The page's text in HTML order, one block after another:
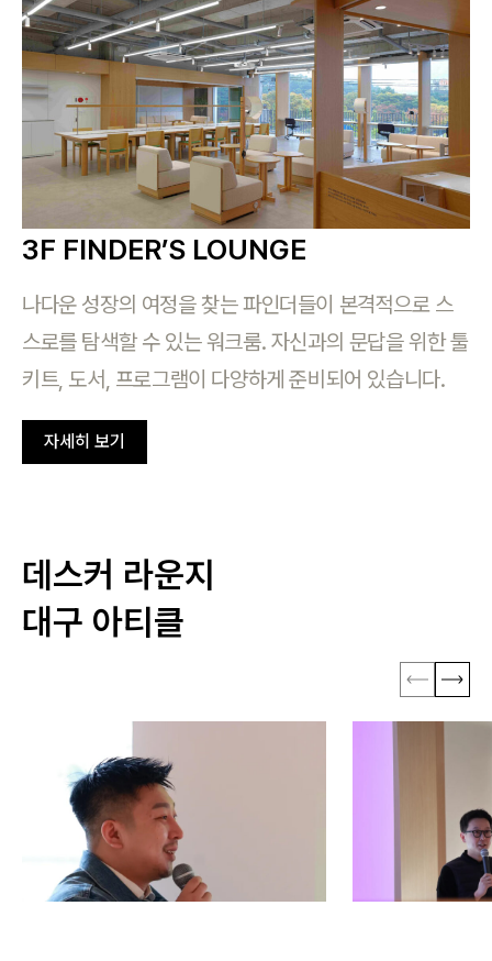
3F FINDER’S LOUNGE
나다운 성장의 여정을 찾는 파인더들이 본격적으로 스
스로를 탐색할 수 있는 워크룸. 자신과의 문답을 위한 툴
키트, 도서, 프로그램이 다양하게 준비되어 있습니다.
자세히 보기
데스커 라운지
대구 아티클
로그인
카카오로 시작하기
로그인 상태 유지
회원가입